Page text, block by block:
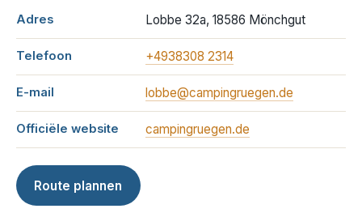
Adres Lobbe 32a, 18586 Mönchgut
Telefoon +4938308 2314
E-mail lobbe@campingruegen.de
Officiële website campingruegen.de
Route plannen